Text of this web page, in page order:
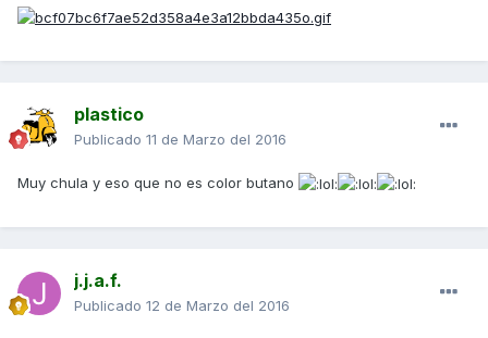
plastico
Publicado 11 de Marzo del 2016
Muy chula y eso que no es color butano
j.j.a.f.
Publicado 12 de Marzo del 2016